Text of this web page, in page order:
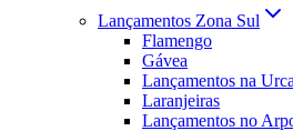
Lançamentos Zona Sul
Flamengo
Gávea
Lançamentos na Urca
Laranjeiras
Lançamentos no